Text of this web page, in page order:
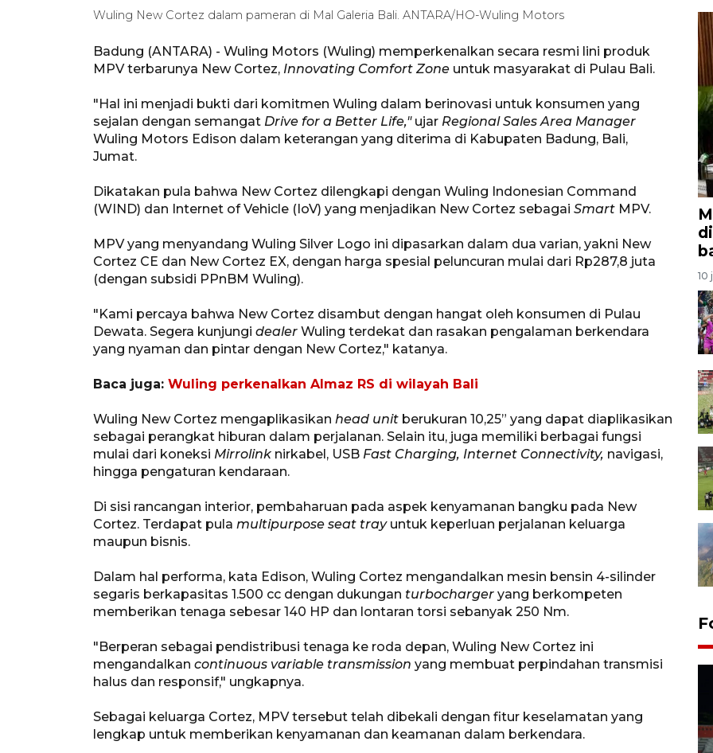
Wuling New Cortez dalam pameran di Mal Galeria Bali. ANTARA/HO-Wuling Motors
Badung (ANTARA) - Wuling Motors (Wuling) memperkenalkan secara resmi lini produk
MPV terbarunya New Cortez, Innovating Comfort Zone untuk masyarakat di Pulau Bali.
"Hal ini menjadi bukti dari komitmen Wuling dalam berinovasi untuk konsumen yang
sejalan dengan semangat Drive for a Better Life,"ujar Regional Sales Area Manager
Wuling Motors Edison dalam keterangan yang diterima di Kabupaten Badung, Bali,
Jumat.
Dikatakan pula bahwa New Cortez dilengkapi dengan Wuling Indonesian Command
(WIND) dan Internet of Vehicle (IoV) yang menjadikan New Cortez sebagai Smart MPV.
MPV yang menyandang Wuling Silver Logo ini dipasarkan dalam dua varian, yakni New
Cortez CE dan New Cortez EX, dengan harga spesial peluncuran mulai dari Rp287,8 juta
(dengan subsidi PPnBM Wuling).
"Kami percaya bahwa New Cortez disambut dengan hangat oleh konsumen di Pulau
Dewata. Segera kunjungi dealer Wuling terdekat dan rasakan pengalaman berkendara
yang nyaman dan pintar dengan New Cortez," katanya.
Baca juga: Wuling perkenalkan Almaz RS di wilayah Bali
Wuling New Cortez mengaplikasikan head unit berukuran 10,25” yang dapat diaplikasikan
sebagai perangkat hiburan dalam perjalanan. Selain itu, juga memiliki berbagai fungsi
mulai dari koneksi Mirrolink nirkabel, USB Fast Charging, Internet Connectivity, navigasi,
hingga pengaturan kendaraan.
Di sisi rancangan interior, pembaharuan pada aspek kenyamanan bangku pada New
Cortez. Terdapat pula multipurpose seat tray untuk keperluan perjalanan keluarga
maupun bisnis.
Dalam hal performa, kata Edison, Wuling Cortez mengandalkan mesin bensin 4-silinder
segaris berkapasitas 1.500 cc dengan dukungan turbocharger yang berkompeten
memberikan tenaga sebesar 140 HP dan lontaran torsi sebanyak 250 Nm.
"Berperan sebagai pendistribusi tenaga ke roda depan, Wuling New Cortez ini
mengandalkan continuous variable transmission yang membuat perpindahan transmisi
halus dan responsif," ungkapnya.
Sebagai keluarga Cortez, MPV tersebut telah dibekali dengan fitur keselamatan yang
lengkap untuk memberikan kenyamanan dan keamanan dalam berkendara.
10